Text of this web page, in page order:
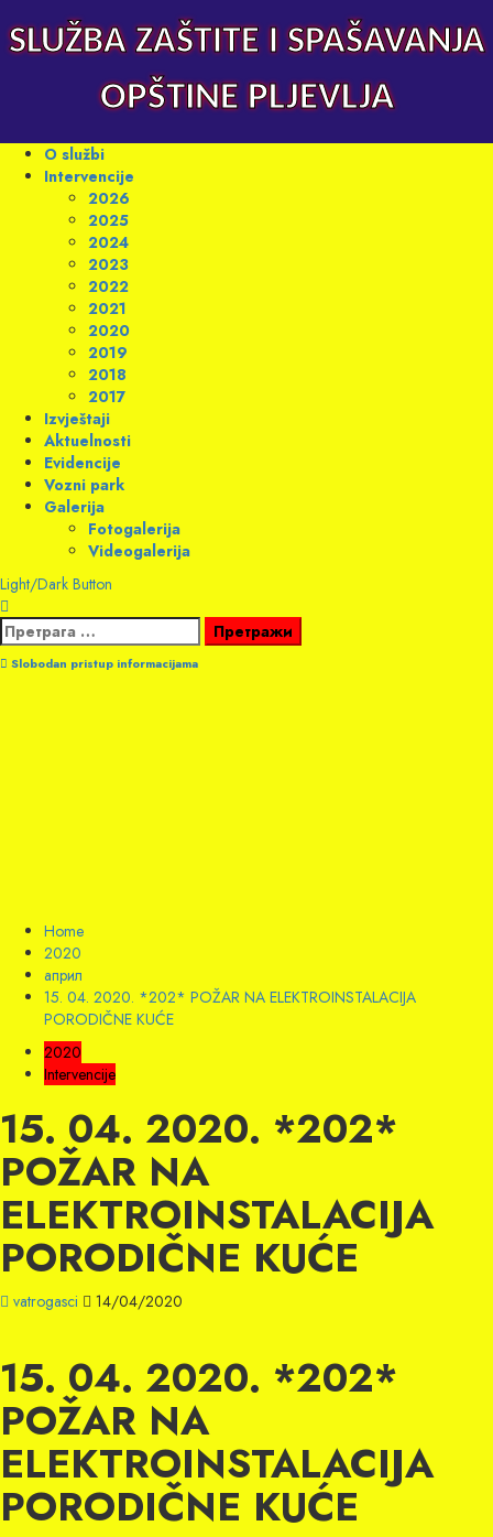
to
content
SLUŽBA ZAŠTITE I SPAŠAVANJA
OPŠTINE PLJEVLJA
Primary
Menu
O službi
Intervencije
2026
2025
2024
2023
2022
2021
2020
2019
2018
2017
Izvještaji
Aktuelnosti
Evidencije
Vozni park
Galerija
Fotogalerija
Videogalerija
Light/Dark Button
Претрага
за:
Slobodan pristup informacijama
Home
2020
април
15. 04. 2020. *202* POŽAR NA ELEKTROINSTALACIJA
PORODIČNE KUĆE
2020
Intervencije
15. 04. 2020. *202*
POŽAR NA
ELEKTROINSTALACIJA
PORODIČNE KUĆE
vatrogasci 14/04/2020
15. 04. 2020. *202*
POŽAR NA
ELEKTROINSTALACIJA
PORODIČNE KUĆE